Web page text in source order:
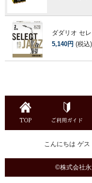
ダダリオ セ
5,140円 (税込)
TOP ご利用ガイド
こんにちは ゲ
©株式会社永